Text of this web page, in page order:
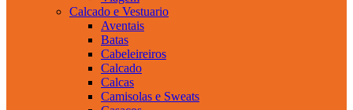
Calcado e Vestuario
Aventais
Batas
Cabeleireiros
Calcado
Calcas
Camisolas e Sweats